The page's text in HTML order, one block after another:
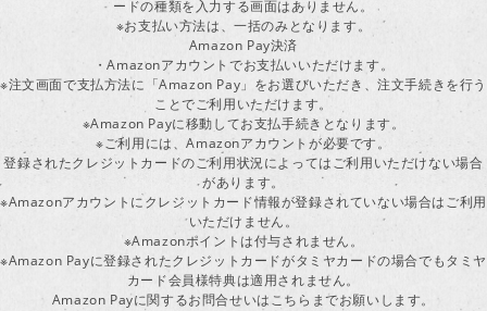
ードの種類を入力する画面はありません。
※お支払い方法は、一括のみとなります。
Amazon Pay決済
・Amazonアカウントでお支払いいただけます。
※注文画面で支払方法に「Amazon Pay」をお選びいただき、注文手続きを行う
ことでご利用いただけます。
※Amazon Payに移動してお支払手続きとなります。
※ご利用には、Amazonアカウントが必要です。
登録されたクレジットカードのご利用状況によってはご利用いただけない場合
があります。
※Amazonアカウントにクレジットカード情報が登録されていない場合はご利用
いただけません。
※Amazonポイントは付与されません。
※Amazon Payに登録されたクレジットカードがタミヤカードの場合でもタミヤ
カード会員様特典は適用されません。
Amazon Payに関するお問合せいはこちらまでお願いします。